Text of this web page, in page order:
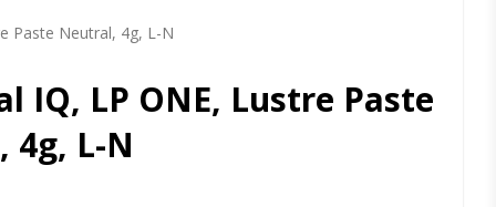
Paste Neutral, 4g, L-N
IQ, LP ONE, Lustre Paste
4g, L-N